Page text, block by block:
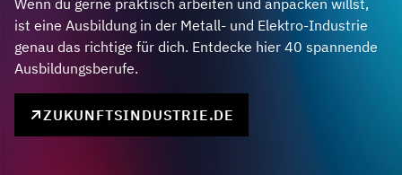
Wenn du gerne praktisch arbeiten und anpacken willst,
ist eine Ausbildung in der Metall- und Elektro-Industrie
genau das richtige für dich. Entdecke hier 40 spannende
Ausbildungsberufe.
ZUKUNFTSINDUSTRIE.DE